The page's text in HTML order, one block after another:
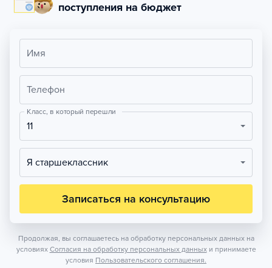
поступления на бюджет
Имя
Телефон
Класс, в который перешли
11
Я старшеклассник
Записаться на консультацию
Продолжая, вы соглашаетесь на обработку персональных данных на
условиях Согласия на обработку персональных данных и принимаете
условия Пользовательского соглашения.